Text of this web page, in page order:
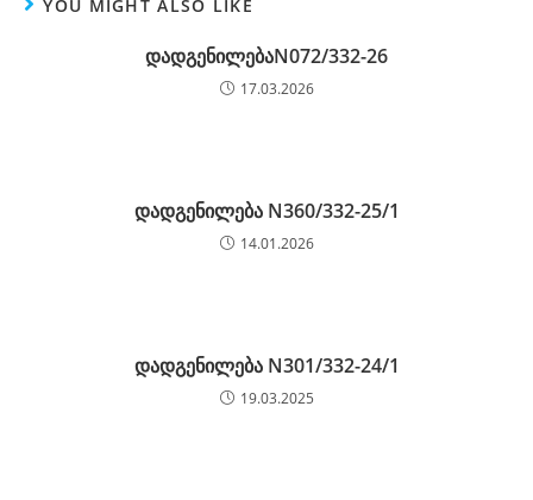
YOU MIGHT ALSO LIKE
დადგენილებაN072/332-26
17.03.2026
დადგენილება N360/332-25/1
14.01.2026
დადგენილება N301/332-24/1
19.03.2025